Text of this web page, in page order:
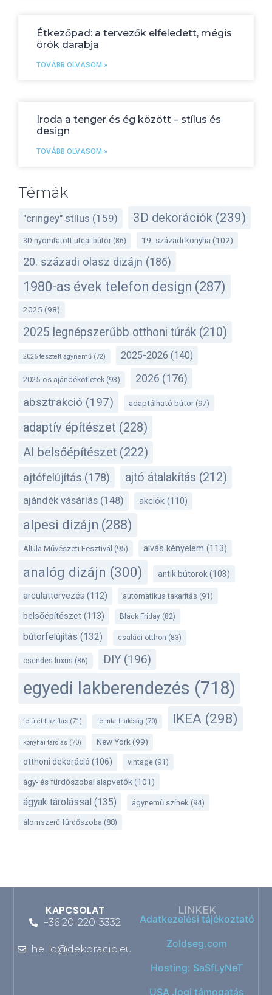
Étkezőpad: a tervezők elfeledett, mégis
örök darabja
TOVÁBB OLVASOM »
Iroda a tenger és ég között – stílus és
design
TOVÁBB OLVASOM »
Témák
"cringey" stílus (159) 3D dekorációk (239)
3D nyomtatott utcai bútor (86) 19. századi konyha (102)
20. századi olasz dizájn (186)
1980-as évek telefon design (287)
2025 (98)
2025 legnépszerűbb otthoni túrák (210)
2025 tesztelt ágynemű (72) 2025-2026 (140)
2025-ös ajándékötletek (93) 2026 (176)
absztrakció (197) adaptálható bútor(97)
adaptív építészet (228)
AI belsőépítészet (222)
ajtófelújítás (178) ajtó átalakítás (212)
ajándék vásárlás (148) akciók (110)
alpesi dizájn (288)
AlUla Művészeti Fesztivál (95) alvás kényelem (113)
analóg dizájn (300) antik bútorok(103)
arculattervezés (112) automatikus takarítás (91)
belsőépítészet (113) Black Friday (82)
bútorfelújítás (132) családi otthon (83)
csendes luxus (86) DIY (196)
egyedi lakberendezés (718)
felület tisztítás (71) fenntarthatóság (70) IKEA (298)
konyhai tárolás (70) New York (99)
otthoni dekoráció (106) vintage (91)
ágy- és fürdőszobai alapvetők(101)
ágyak tárolással (135) ágynemű színek (94)
álomszerű fürdőszoba (88)
KAPCSOLAT
+36 20-220-3332
hello@dekoracio.eu
LINKEK
Adatkezelési tájékoztató
Zoldseg.com
Hosting: SaSfLyNeT
USA Jogi támogatás